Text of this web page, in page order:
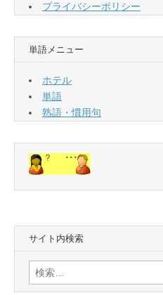
プライバシーポリシー
単語メニュー
ホテル
単語
熟語・慣用句
サイト内検索
検
索: